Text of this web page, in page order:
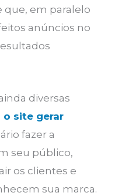
que, em paralelo
anúncios no
diversas
o site gerar
fazer a
seu público,
os clientes e
sua marca.